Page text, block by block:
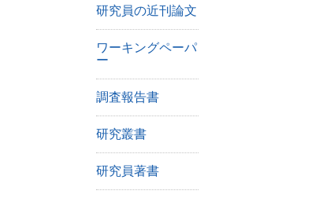
研究員の近刊論文
ワーキングペーパ
ー
調査報告書
研究叢書
研究員著書